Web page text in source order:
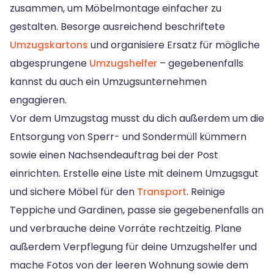
zusammen, um Möbelmontage einfacher zu
gestalten. Besorge ausreichend beschriftete
Umzugskartons und organisiere Ersatz für mögliche
abgesprungene Umzugshelfer – gegebenenfalls
kannst du auch ein Umzugsunternehmen
engagieren.
Vor dem Umzugstag musst du dich außerdem um die
Entsorgung von Sperr- und Sondermüll kümmern
sowie einen Nachsendeauftrag bei der Post
einrichten. Erstelle eine Liste mit deinem Umzugsgut
und sichere Möbel für den Transport. Reinige
Teppiche und Gardinen, passe sie gegebenenfalls an
und verbrauche deine Vorräte rechtzeitig. Plane
außerdem Verpflegung für deine Umzugshelfer und
mache Fotos von der leeren Wohnung sowie dem